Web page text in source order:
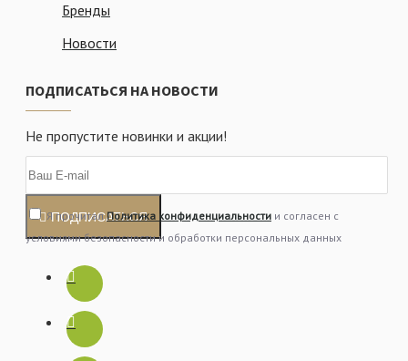
Бренды
Новости
ПОДПИСАТЬСЯ НА НОВОСТИ
Не пропустите новинки и акции!
ПОДПИСАТЬСЯ
Я прочиталПолитика конфиденциальности и согласен с
условиями безопасности и обработки персональных данных